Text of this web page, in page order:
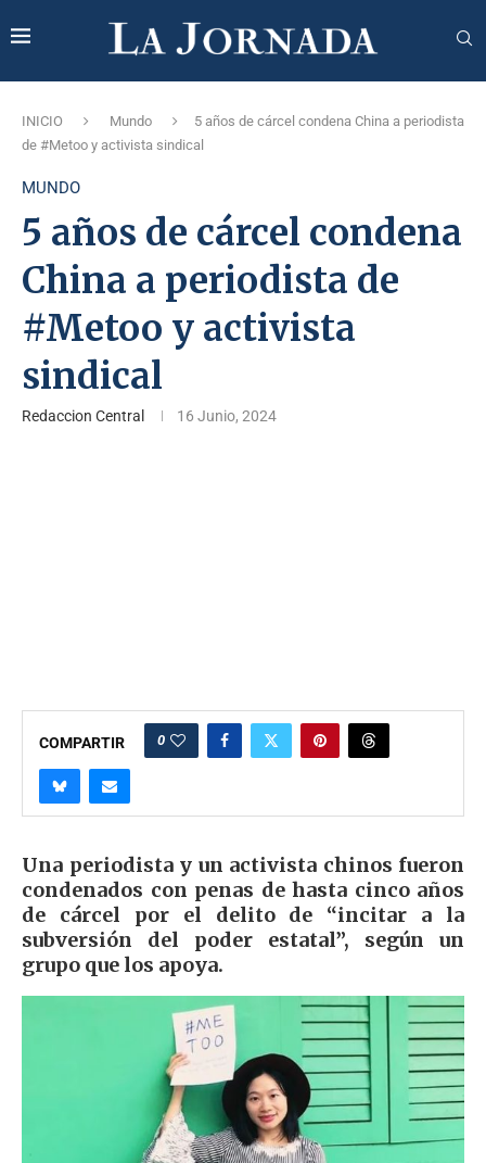
INICIO Mundo
5 años de cárcel condena China a periodista
de #Metoo y activista sindical
MUNDO
5 años de cárcel condena
China a periodista de
#Metoo y activista
sindical
Redaccion Central 16 Junio, 2024
COMPARTIR 0
Una periodista y un activista chinos fueron
condenados con penas de hasta cinco años
de cárcel por el delito de “incitar a la
subversión del poder estatal”, según un
grupo que los apoya.